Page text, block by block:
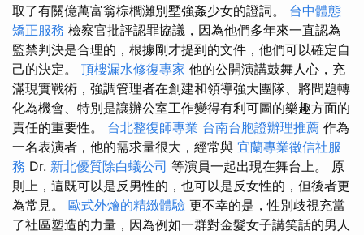
取了有關億萬富翁棕櫚灘別墅強姦少女的證詞。 台中體態
矯正服務 檢察官批評認罪協議，因為他們多年來一直認為
監禁判決是合理的，根據剛才提到的文件，他們可以確定自
己的決定。 頂樓漏水修復專家 他的公開演講鼓舞人心，充
滿現實戰術，強調管理者在創建和領導強大團隊、將問題轉
化為機會、特別是讓辦公室工作變得有利可圖的樂趣方面的
責任的重要性。 台北整復師專業 台南台胞證辦理推薦 作為
一名表演者，他的需求量很大，經常與 宜蘭專業徵信社服
務 Dr. 新北優質除白蟻公司 等演員一起出現在舞台上。 原
則上，這既可以是反男性的，也可以是反女性的，但後者更
為常見。 歐式外燴的精緻體驗 更不幸的是，性別歧視充當
了社區塑造的力量，因為例如一群對金髮女子講笑話的男人